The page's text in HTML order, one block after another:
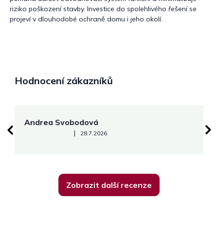
riziko poškození stavby. Investice do spolehlivého řešení se
projeví v dlouhodobé ochraně domu i jeho okolí.
Hodnocení zákazníků
Andrea Svobodová
Hodnocení obchodu je 5 z 5 hvězdiček.
| 28.7.2026
Zobrazit další recenze